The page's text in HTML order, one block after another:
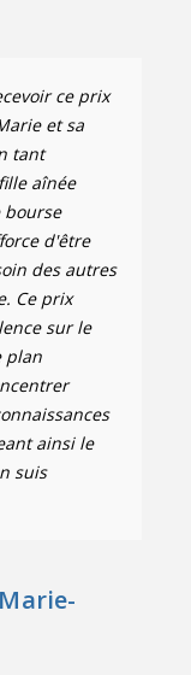
ce prix
et sa
tant
aînée
d'être
des autres
Ce prix
sur le
plan
ainsi le
suis